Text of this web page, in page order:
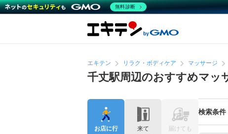
エキテン リラク・ボディケア マッサージ
千丈駅周辺のおすすめマッ
検索条件
お店に行
来て
届けても
無料診断